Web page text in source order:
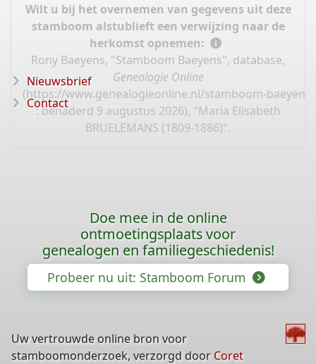
Wilt u bij het overnemen van gegevens uit deze
stamboom alstublieft een verwijzing naar de
herkomst opnemen:
Rony Baeyens, "Stamboom Baeyens", database,
Genealogie Online
(https://www.genealogieonline.nl/stamboom-
: benaderd 9 augustus 2026), "Maria Elisabeth
BRUELEMANS (1809-1886)".
Nieuwsbrief
Contact
Doe mee in de online
ontmoetingsplaats voor
genealogen en familiegeschiedenis!
Probeer nu uit: Stamboom Forum
Uw vertrouwde online bron voor
stamboomonderzoek, verzorgd door Coret